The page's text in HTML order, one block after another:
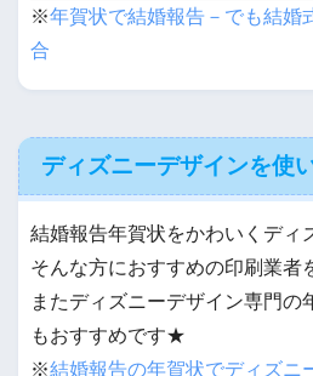
※年賀状で結婚報告－でも結婚
合
ディズニーデザインを使
結婚報告年賀状をかわいくデ
そんな方におすすめの印刷業者
またディズニーデザイン専門の
もおすすめです★
※結婚報告の年賀状でディズニ